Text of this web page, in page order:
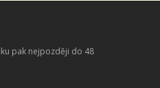
pak nejpozději do 48